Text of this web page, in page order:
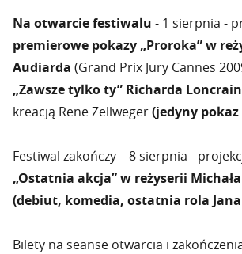
Na otwarcie festiwalu - 1 sierpnia -
premierowe pokazy „Proroka” w
Audiarda (Grand Prix Jury Cannes
„Zawsze tylko ty” Richarda
kreacją Rene Zellweger(jedyny
Festiwal zakończy – 8 sierpnia -
„Ostatnia akcja” w reżyserii
(debiut, komedia, ostatnia rola
Bilety na seanse otwarcia i